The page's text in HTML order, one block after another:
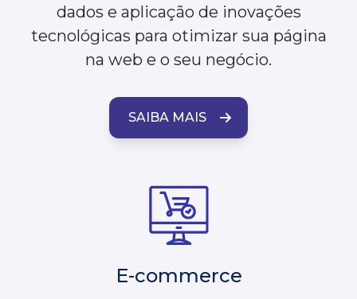
dados e aplicação de inovações
tecnológicas para otimizar sua página
na web e o seu negócio.
SAIBA MAIS
E-commerce